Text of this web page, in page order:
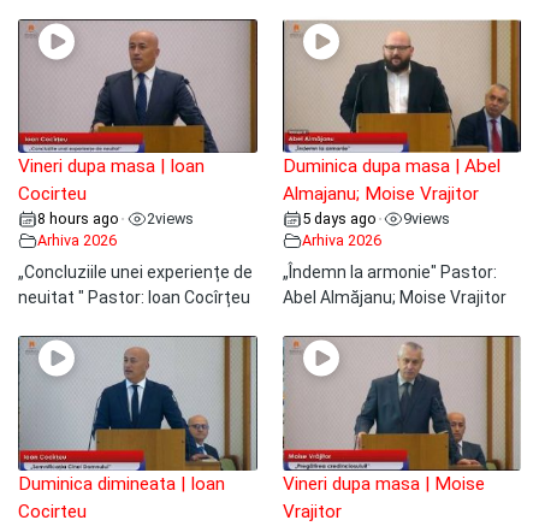
Vineri dupa masa | Ioan
Cocirteu
8 hours ago • 2views
Arhiva 2026
„Concluziile unei experiențe de
neuitat " Pastor: Ioan Cocîrțeu
Duminica dupa masa | Abel
Almajanu; Moise Vrajitor
5 days ago • 9views
Arhiva 2026
„Îndemn la armonie" Pastor:
Abel Almăjanu; Moise Vrajitor
Duminica dimineata | Ioan
Cocirteu
Vineri dupa masa | Moise
Vrajitor